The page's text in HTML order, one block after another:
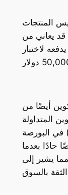
المنتجات
قد يعاني من
لاختبار
أيضًا من
المتداولة
في البورصة (ETFs) في الولايات المتحدة، حيث
حادًا بعدما
يشير إلى